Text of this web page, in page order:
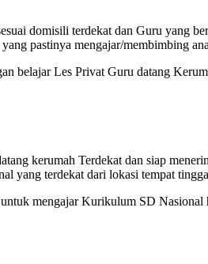
domisili terdekat dan Guru yang
pastinya mengajar/membimbing
belajar Les Privat Guru datang
kerumah Terdekat dan siap
yang terdekat dari lokasi tempat
mengajar Kurikulum SD